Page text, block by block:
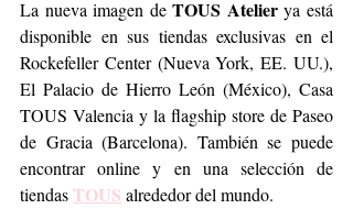
La nueva imagen de TOUS Atelier ya está
disponible en sus tiendas exclusivas en el
Rockefeller Center (Nueva York, EE. UU.),
El Palacio de Hierro León (México), Casa
TOUS Valencia y la flagship store de Paseo
de Gracia (Barcelona). También se puede
encontrar online y en una selección de
tiendas TOUS alrededor del mundo.